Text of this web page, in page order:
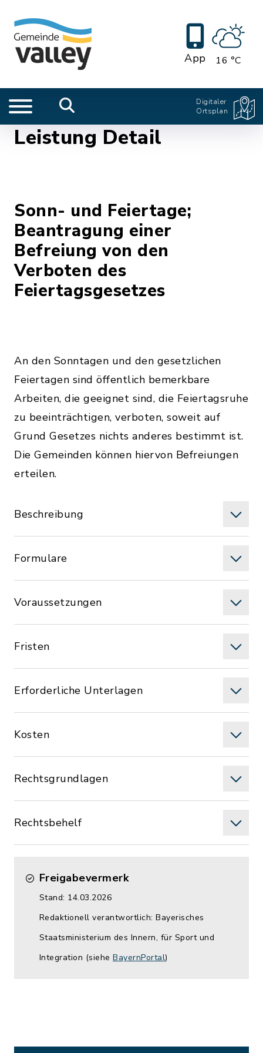
App 16 °C
Digitaler
Ortsplan
Leistung Detail
Sonn- und Feiertage;
Beantragung einer
Befreiung von den
Verboten des
Feiertagsgesetzes
An den Sonntagen und den gesetzlichen
Feiertagen sind öffentlich bemerkbare
Arbeiten, die geeignet sind, die Feiertagsruhe
zu beeinträchtigen, verboten, soweit auf
Grund Gesetzes nichts anderes bestimmt ist.
Die Gemeinden können hiervon Befreiungen
erteilen.
Beschreibung
Formulare
Voraussetzungen
Fristen
Erforderliche Unterlagen
Kosten
Rechtsgrundlagen
Rechtsbehelf
Freigabevermerk
Stand: 14.03.2026
Redaktionell verantwortlich: Bayerisches
Staatsministerium des Innern, für Sport und
Integration (siehe BayernPortal)